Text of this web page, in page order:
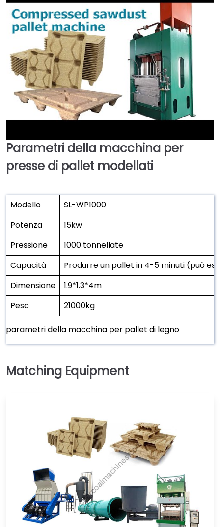
►
Parametri della macchina per
presse di pallet modellati
Modello
SL-WP1000
Potenza
15kw
Pressione
1000 tonnellate
Capacità
Produrre un pallet in 4-5 minuti (può
Dimensione
1.9*1.3*4m
Peso
21000kg
parametri della macchina per pallet di legno